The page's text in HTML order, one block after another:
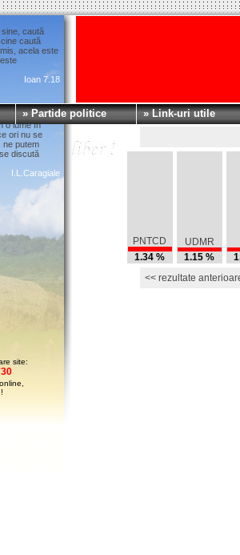
» Partide politice » Link-uri utile
caută
caută
acela este
Ioan 7.18
o lume în
ori nu se
ne putem
discută
I.L.Caragiale
site:
PNTCD
1.34 %
UDMR
1.15 %
<< rezultate